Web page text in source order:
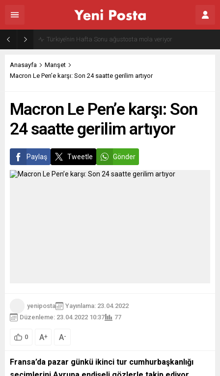
Gazze’nin geleceği: Teknokratik kontrol mü, kolonializm mi?
Anasayfa
Manşet
Macron Le Pen’e karşı: Son 24 saatte gerilim artıyor
Macron Le Pen’e karşı: Son
24 saatte gerilim artıyor
Paylaş Tweetle Gönder
yeniposta
Yayınlama: 23.04.2022
Düzenleme: 23.04.2022 10:37
77
0 A+ A-
Fransa’da pazar günkü ikinci tur cumhurbaşkanlığı